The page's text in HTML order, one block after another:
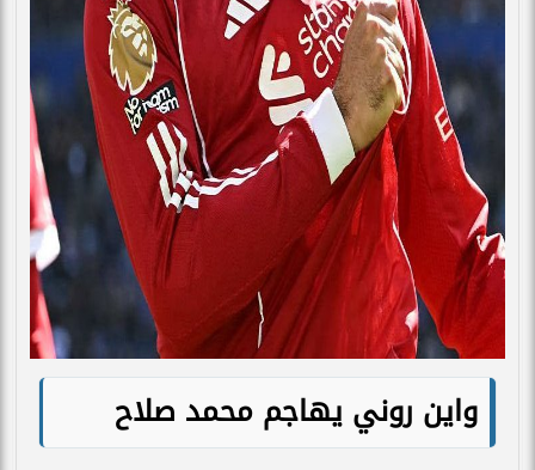
واين روني يهاجم محمد صلاح